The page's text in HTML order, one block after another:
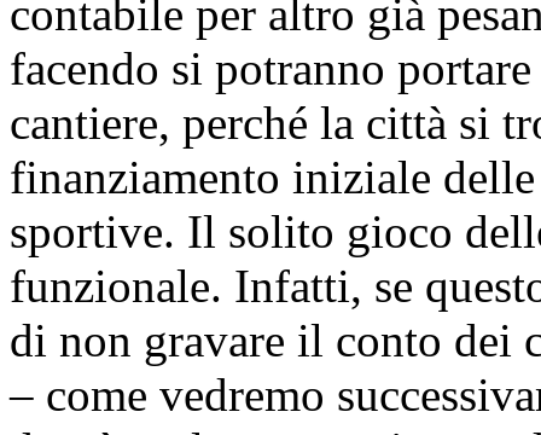
contabile per altro già
facendo si potranno
cantiere, perché la città si
finanziamento iniziale
sportive. Il solito gioco
funzionale. Infatti, se
di non gravare il conto dei
– come vedremo